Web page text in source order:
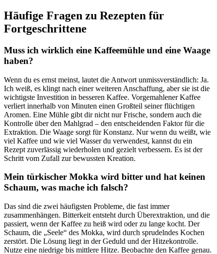
Häufige Fragen zu Rezepten für
Fortgeschrittene
Muss ich wirklich eine Kaffeemühle und eine Waage
haben?
Wenn du es ernst meinst, lautet die Antwort unmissverständlich: Ja.
Ich weiß, es klingt nach einer weiteren Anschaffung, aber sie ist die
wichtigste Investition in besseren Kaffee. Vorgemahlener Kaffee
verliert innerhalb von Minuten einen Großteil seiner flüchtigen
Aromen. Eine Mühle gibt dir nicht nur Frische, sondern auch die
Kontrolle über den Mahlgrad – den entscheidenden Faktor für die
Extraktion. Die Waage sorgt für Konstanz. Nur wenn du weißt, wie
viel Kaffee und wie viel Wasser du verwendest, kannst du ein
Rezept zuverlässig wiederholen und gezielt verbessern. Es ist der
Schritt vom Zufall zur bewussten Kreation.
Mein türkischer Mokka wird bitter und hat keinen
Schaum, was mache ich falsch?
Das sind die zwei häufigsten Probleme, die fast immer
zusammenhängen. Bitterkeit entsteht durch Überextraktion, und die
passiert, wenn der Kaffee zu heiß wird oder zu lange kocht. Der
Schaum, die „Seele“ des Mokka, wird durch sprudelndes Kochen
zerstört. Die Lösung liegt in der Geduld und der Hitzekontrolle.
Nutze eine niedrige bis mittlere Hitze. Beobachte den Kaffee genau.